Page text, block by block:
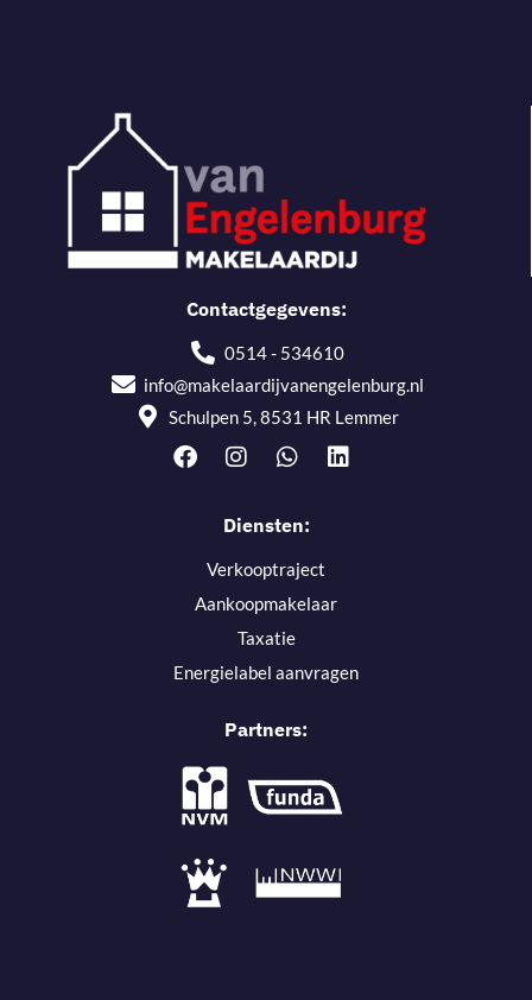
Contactgegevens:
0514 - 534610
info@makelaardijvanengelenburg.nl
Schulpen 5, 8531 HR Lemmer
Diensten:
Verkooptraject
Aankoopmakelaar
Taxatie
Energielabel aanvragen
Partners: